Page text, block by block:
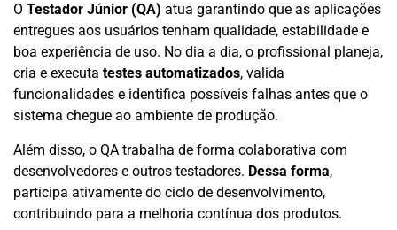
O Testador Júnior (QA) atua garantindo que as aplicações
entregues aos usuários tenham qualidade, estabilidade e
boa experiência de uso. No dia a dia, o profissional planeja,
cria e executa testes automatizados, valida
funcionalidades e identifica possíveis falhas antes que o
sistema chegue ao ambiente de produção.
Além disso, o QA trabalha de forma colaborativa com
desenvolvedores e outros testadores. Dessa forma,
participa ativamente do ciclo de desenvolvimento,
contribuindo para a melhoria contínua dos produtos.